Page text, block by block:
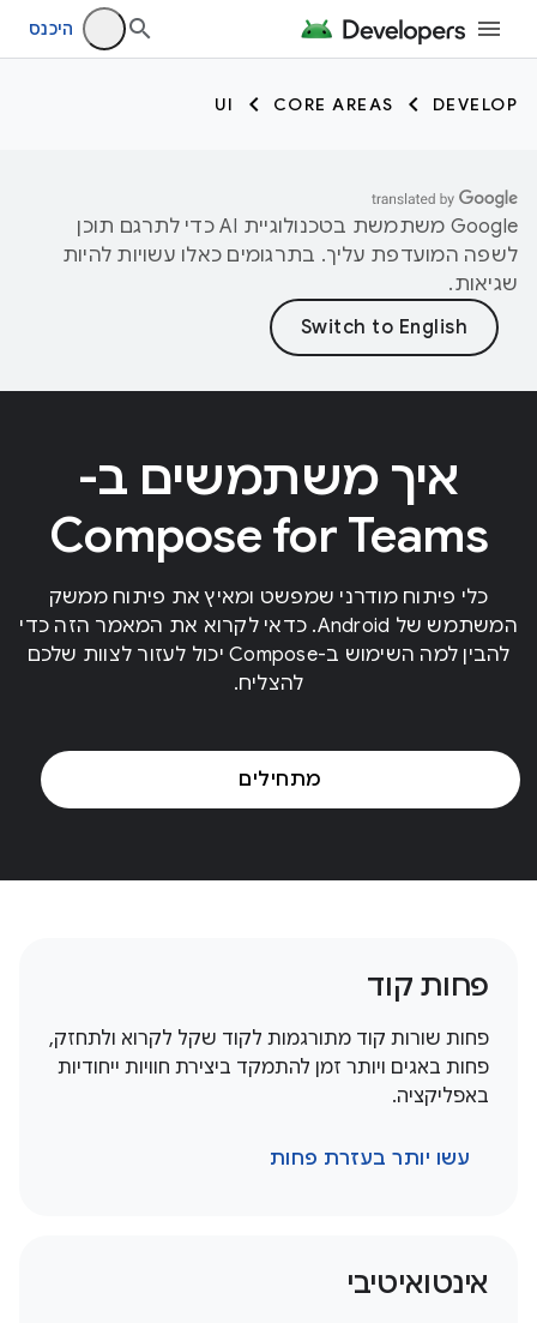
היכנס
DEVELOP
CORE AREAS
UI
‫Google משתמשת בטכנולוגיית AI כדי לתרגם תוכן
לשפה המועדפת עליך. בתרגומים כאלו עשויות להיות
שגיאות.
איך משתמשים ב-
Compose for Teams
כלי פיתוח מודרני שמפשט ומאיץ את פיתוח ממשק
המשתמש של Android. כדאי לקרוא את המאמר הזה כדי
להבין למה השימוש ב-Compose יכול לעזור לצוות שלכם
להצליח.
מתחילים
פחות קוד
פחות שורות קוד מתורגמות לקוד שקל לקרוא ולתחזק,
פחות באגים ויותר זמן להתמקד ביצירת חוויות ייחודיות
באפליקציה.
עשו יותר בעזרת פחות
אינטואיטיבי